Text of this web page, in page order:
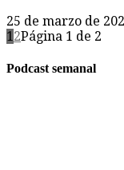
25 de marzo de
12Página 1 de 2
Podcast semanal